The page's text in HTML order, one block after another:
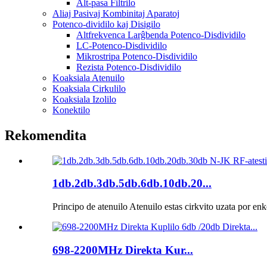
Alt-pasa Filtrilo
Aliaj Pasivaj Kombinitaj Aparatoj
Potenco-dividilo kaj Disigilo
Altfrekvenca Larĝbenda Potenco-Disdividilo
LC-Potenco-Disdividilo
Mikrostripa Potenco-Disdividilo
Rezista Potenco-Disdividilo
Koaksiala Atenuilo
Koaksiala Cirkulilo
Koaksiala Izolilo
Konektilo
Rekomendita
1db.2db.3db.5db.6db.10db.20...
Principo de atenuilo Atenuilo estas cirkvito uzata por
698-2200MHz Direkta Kur...